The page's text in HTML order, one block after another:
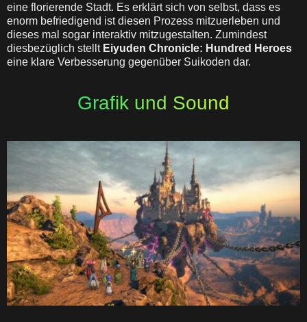
eine florierende Stadt. Es erklärt sich von selbst, dass es
enorm befriedigend ist diesen Prozess mitzuerleben und
dieses mal sogar interaktiv mitzugestalten. Zumindest
diesbezüglich stellt Eiyuden Chronicle: Hundred Heroes
eine klare Verbesserung gegenüber Suikoden dar.
Grafik und Sound